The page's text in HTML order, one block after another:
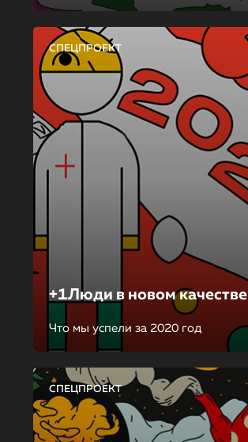
СПЕЦПРОЕКТ
+1Люди в новом качестве
Что мы успели за 2020 год
СПЕЦПРОЕКТ